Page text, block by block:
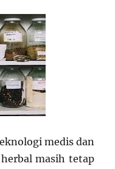
medis dan
masih tetap